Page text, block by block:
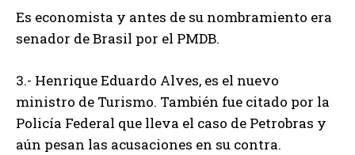
Es economista y antes de su nombramiento era
senador de Brasil por el PMDB.
3.- Henrique Eduardo Alves, es el nuevo
ministro de Turismo. También fue citado por la
Policía Federal que lleva el caso de Petrobras y
aún pesan las acusaciones en su contra.